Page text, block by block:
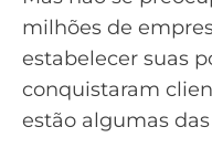
milhões de
estabelecer suas
conquistaram
estão algumas